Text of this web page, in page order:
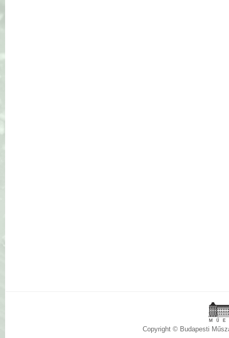
Copyright © Budapesti